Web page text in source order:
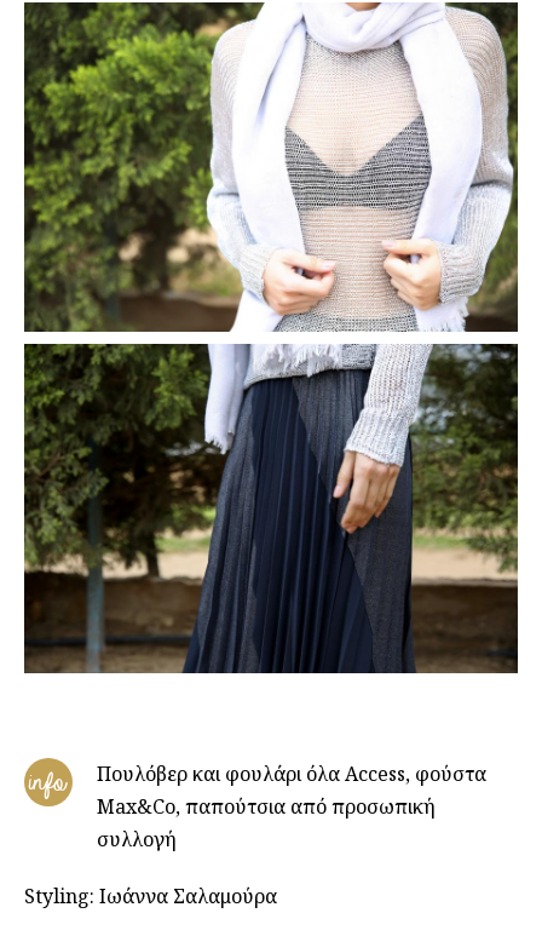
info
Πουλόβερ και φουλάρι όλα Access, φούστα
Max&Co, παπούτσια από προσωπική
συλλογή
Styling: Ιωάννα Σαλαμούρα